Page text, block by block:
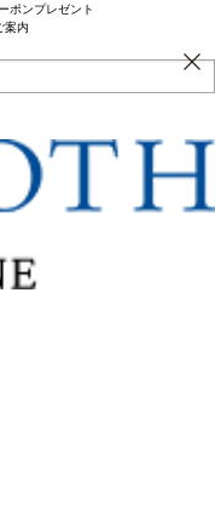
ポンプレゼント
案内